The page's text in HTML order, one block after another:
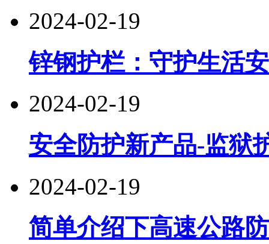
2024-02-19
锌钢护栏：守护生活
2024-02-19
安全防护新产品-监狱
2024-02-19
简单介绍下高速公路